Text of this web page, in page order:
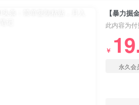
【暴力掘
此内容为
￥
永久会